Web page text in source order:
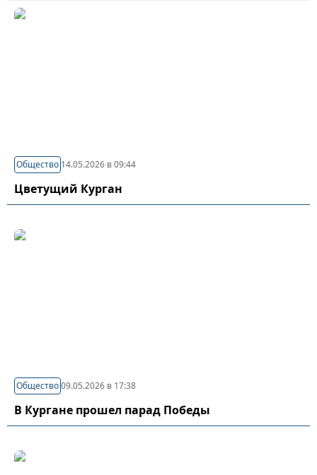
Общество 14.05.2026 в 09:44
Цветущий Курган
Общество09.05.2026 в 17:38
В Кургане прошел парад Победы